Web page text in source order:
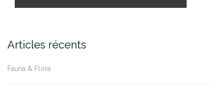
Articles récents
Fauna & Flora